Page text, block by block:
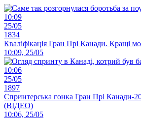
10:09
25/05
1834
Кваліфікація Гран Прі Канади. Кращі
10:09, 25/05
10:06
25/05
1897
Спринтерська гонка Гран Прі Канади-
(ВІДЕО)
10:06, 25/05